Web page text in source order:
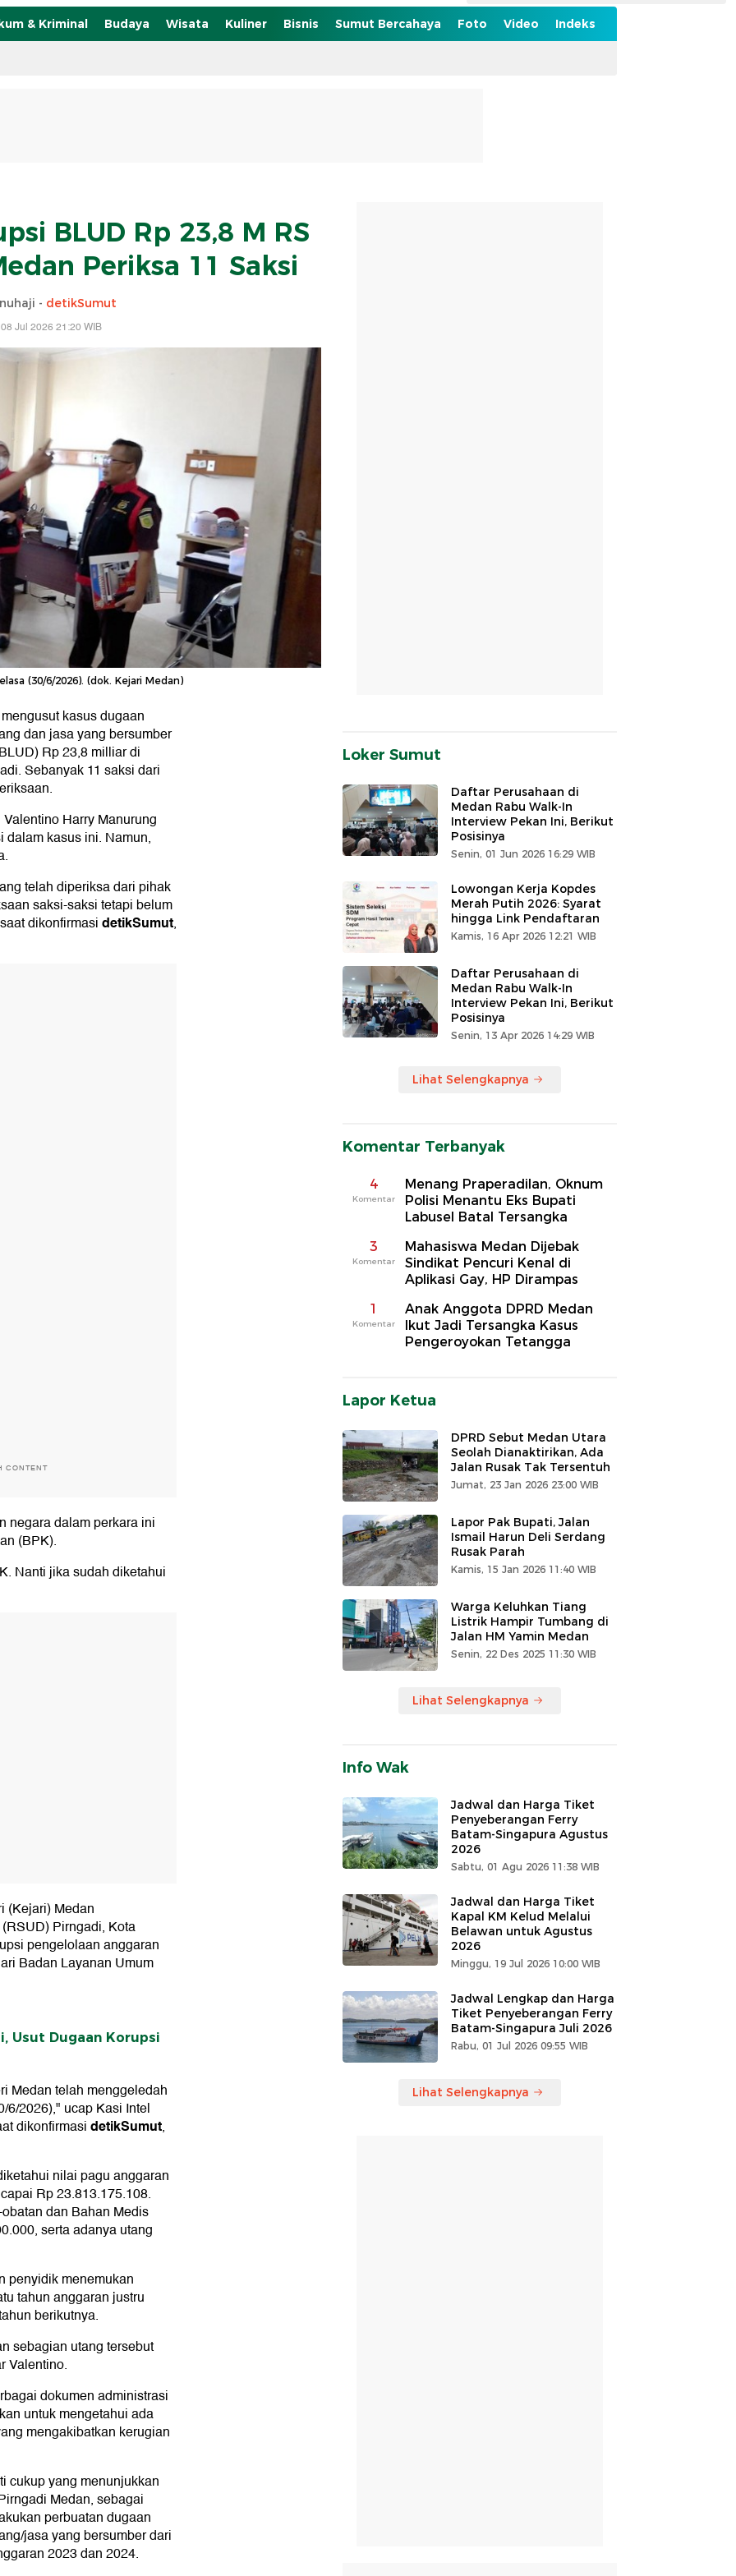
& Kriminal Budaya Wisata Kuliner Bisnis Sumut Bercahaya Foto Video Indeks
BLUD Rp 23,8 M RS
Periksa 11 Saksi
- detikSumut
Jul 2026 21:20 WIB
(30/6/2026). (dok. Kejari Medan)
kasus dugaan
dan jasa yang bersumber
Rp 23,8 milliar di
Sebanyak 11 saksi dari
Harry Manurung
dalam kasus ini. Namun,
telah diperiksa dari pihak
saksi-saksi tetapi belum
dikonfirmasidetikSumut,
CONTENT
negara dalam perkara ini
(BPK).
Nanti jika sudah diketahui
(Kejari) Medan
Pirngadi, Kota
pengelolaan anggaran
Badan Layanan Umum
Usut Dugaan Korupsi
Medan telah menggeledah
6/2026)," ucap Kasi Intel
dikonfirmasidetikSumut,
nilai pagu anggaran
Rp 23.813.175.108.
dan Bahan Medis
serta adanya utang
penyidik menemukan
tahun anggaran justru
berikutnya.
sebagian utang tersebut
Valentino.
dokumen administrasi
untuk mengetahui ada
mengakibatkan kerugian
cukup yang menunjukkan
Medan, sebagai
perbuatan dugaan
jasa yang bersumber dari
2023 dan 2024.
Loker Sumut
Daftar Perusahaan di
Medan Rabu Walk-In
Interview Pekan Ini, Berikut
Posisinya
Senin, 01 Jun 2026 16:29 WIB
Lowongan Kerja Kopdes
Merah Putih 2026: Syarat
hingga Link Pendaftaran
Kamis, 16 Apr 2026 12:21 WIB
Daftar Perusahaan di
Medan Rabu Walk-In
Interview Pekan Ini, Berikut
Posisinya
Senin, 13 Apr 2026 14:29 WIB
Lihat Selengkapnya
Komentar Terbanyak
4
Komentar
Menang Praperadilan, Oknum
Polisi Menantu Eks Bupati
Labusel Batal Tersangka
3
Komentar
Mahasiswa Medan Dijebak
Sindikat Pencuri Kenal di
Aplikasi Gay, HP Dirampas
1
Komentar
Anak Anggota DPRD Medan
Ikut Jadi Tersangka Kasus
Pengeroyokan Tetangga
Lapor Ketua
DPRD Sebut Medan Utara
Seolah Dianaktirikan, Ada
Jalan Rusak Tak Tersentuh
Jumat, 23 Jan 2026 23:00 WIB
Lapor Pak Bupati, Jalan
Ismail Harun Deli Serdang
Rusak Parah
Kamis, 15 Jan 2026 11:40 WIB
Warga Keluhkan Tiang
Listrik Hampir Tumbang di
Jalan HM Yamin Medan
Senin, 22 Des 2025 11:30 WIB
Lihat Selengkapnya
Info Wak
Jadwal dan Harga Tiket
Penyeberangan Ferry
Batam-Singapura Agustus
2026
Sabtu, 01 Agu 2026 11:38 WIB
Jadwal dan Harga Tiket
Kapal KM Kelud Melalui
Belawan untuk Agustus
2026
Minggu, 19 Jul 2026 10:00 WIB
Jadwal Lengkap dan Harga
Tiket Penyeberangan Ferry
Batam-Singapura Juli 2026
Rabu, 01 Jul 2026 09:55 WIB
Lihat Selengkapnya